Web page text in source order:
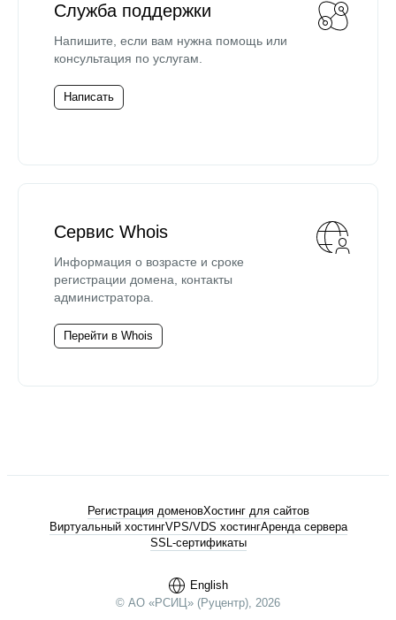
Служба поддержки
Напишите, если вам нужна помощь или
консультация по услугам.
Написать
Сервис Whois
Информация о возрасте и сроке
регистрации домена, контакты
администратора.
Перейти в Whois
English
© АО «РСИЦ» (Руцентр), 2026
Регистрация доменовХостинг для сайтов
Виртуальный хостингVPS/VDS хостингАренда сервера
SSL-сертификаты